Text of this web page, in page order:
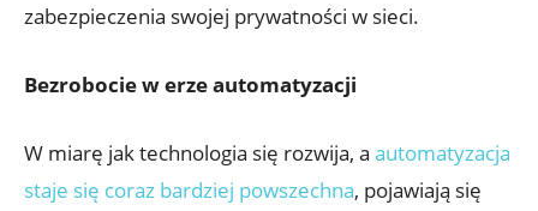
zabezpieczenia swojej prywatności w sieci.
Bezrobocie w erze automatyzacji
W miarę jak technologia się rozwija, a automatyzacja
staje się coraz bardziej powszechna, pojawiają się